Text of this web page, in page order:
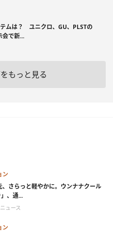
ムは？ ユニクロ、GU、PLSTの
会で新...
もっと見る
ン
、さらっと軽やかに。ウンナナクール
」、通...
ュース
ン